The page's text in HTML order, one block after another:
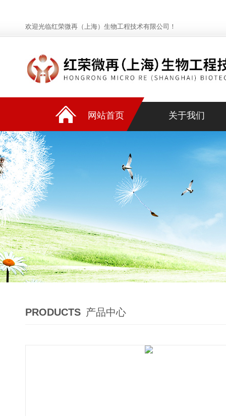
欢迎光临红荣微再（上海）生物工程技术有限公司！
网站首页 关于我们
PRODUCTS 产品中心